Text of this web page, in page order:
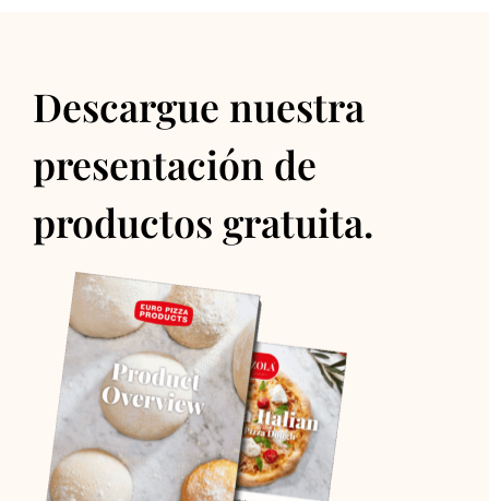
Descargue nuestra
presentación de
productos gratuita.